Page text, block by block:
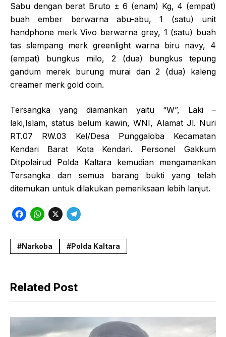
Sabu dengan berat Bruto ± 6 (enam) Kg, 4 (empat)
buah ember berwarna abu-abu, 1 (satu) unit
handphone merk Vivo berwarna grey, 1 (satu) buah
tas slempang merk greenlight warna biru navy, 4
(empat) bungkus milo, 2 (dua) bungkus tepung
gandum merek burung murai dan 2 (dua) kaleng
creamer merk gold coin.
Tersangka yang diamankan yaitu “W”, Laki –
laki,Islam, status belum kawin, WNI, Alamat Jl. Nuri
RT.07 RW.03 Kel/Desa Punggaloba Kecamatan
Kendari Barat Kota Kendari. Personel Gakkum
Ditpolairud Polda Kaltara kemudian mengamankan
Tersangka dan semua barang bukti yang telah
ditemukan untuk dilakukan pemeriksaan lebih lanjut.
F
c
o
k
W
a
A
p
X
T
l
r
m
Narkoba Polda Kaltara
Related Post